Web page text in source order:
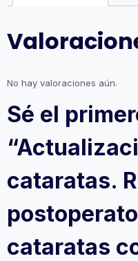
No hay valoraciones aún.
Sé el
cataratas.
cataratas